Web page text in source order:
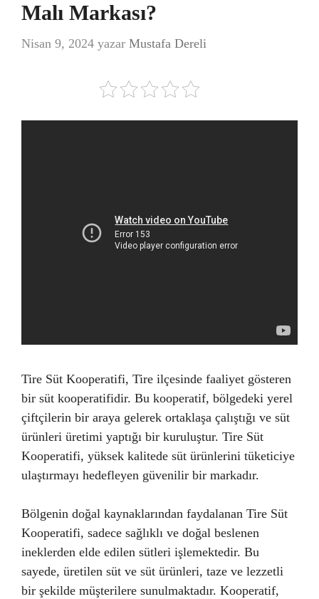
Malı Markası?
Nisan 9, 2024 yazar Mustafa Dereli
Tire Süt Kooperatifi, Tire ilçesinde faaliyet gösteren
bir süt kooperatifidir. Bu kooperatif, bölgedeki yerel
çiftçilerin bir araya gelerek ortaklaşa çalıştığı ve süt
ürünleri üretimi yaptığı bir kuruluştur. Tire Süt
Kooperatifi, yüksek kalitede süt ürünlerini tüketiciye
ulaştırmayı hedefleyen güvenilir bir markadır.
Bölgenin doğal kaynaklarından faydalanan Tire Süt
Kooperatifi, sadece sağlıklı ve doğal beslenen
ineklerden elde edilen sütleri işlemektedir. Bu
sayede, üretilen süt ve süt ürünleri, taze ve lezzetli
bir şekilde müşterilere sunulmaktadır. Kooperatif,